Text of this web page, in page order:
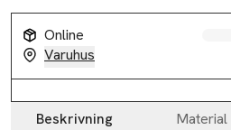
Online
Varuhus
Beskrivning Material